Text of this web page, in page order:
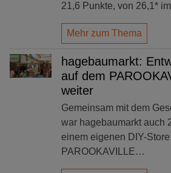
21,6 Punkte, von 26,1*
Mehr zum Thema
hagebaumarkt:
auf dem
weiter
Gemeinsam mit dem
war hagebaumarkt auch
einem eigenen DIY-
PAROOKAVILLE…